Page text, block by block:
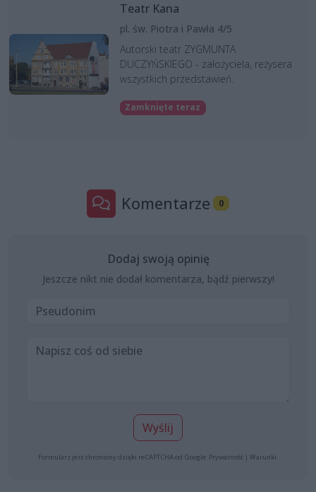
Teatr Kana
pl. św. Piotra i Pawła 4/5
Autorski teatr ZYGMUNTA
DUCZYŃSKIEGO - założyciela, reżysera
wszystkich przedstawień.
Zamknięte teraz
Komentarze 0
Dodaj swoją opinię
Jeszcze nikt nie dodał komentarza, bądź pierwszy!
Wyślij
Formularz jest chroniony dzięki reCAPTCHA od Google: Prywatność | Warunki